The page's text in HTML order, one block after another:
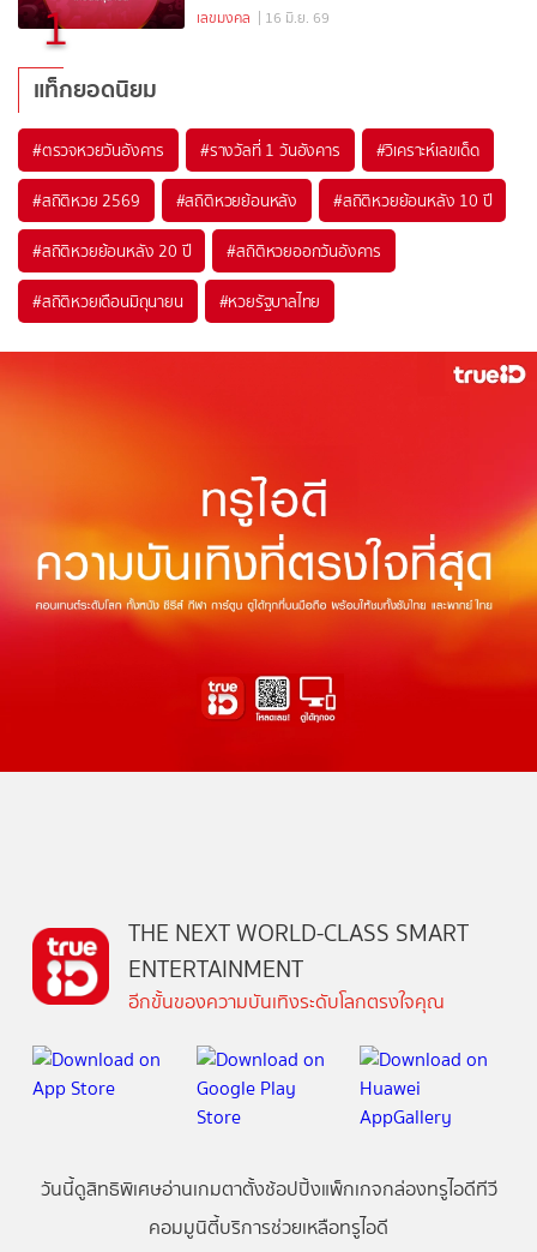
1 เลขมงคล | 16 มิ.ย. 69
แท็กยอดนิยม
#ตรวจหวยวันอังคาร #รางวัลที่ 1 วันอังคาร #วิเคราะห์เลขเด็ด
#สถิติหวย 2569 #สถิติหวยย้อนหลัง #สถิติหวยย้อนหลัง 10 ปี
#สถิติหวยย้อนหลัง 20 ปี #สถิติหวยออกวันอังคาร
#สถิติหวยเดือนมิถุนายน #หวยรัฐบาลไทย
THE NEXT WORLD-CLASS SMART
ENTERTAINMENT
อีกขั้นของความบันเทิงระดับโลกตรงใจคุณ
วันนี้ดูสิทธิพิเศษอ่านเกมตาตั้งช้อปปิ้งแพ็กเกจกล่องทรูไอดีทีวี
คอมมูนิตี้บริการช่วยเหลือทรูไอดี